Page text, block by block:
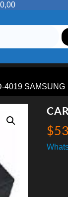
4019 SAMSUNG
$